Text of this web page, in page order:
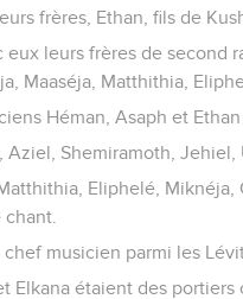
frères, Ethan, fils de
eux leurs frères de second
Maaséja, Matthithia,
Héman, Asaph et
Aziel, Shemiramoth, Jehiel,
Eliphelé,
chef musicien parmi les
Elkana étaient des portiers